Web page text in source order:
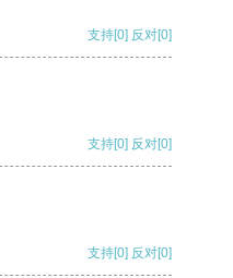
支持[0] 反对[0]
支持[0] 反对[0]
支持[0] 反对[0]